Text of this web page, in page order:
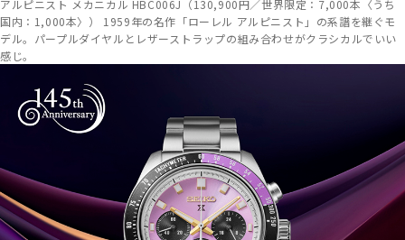
アルピニスト メカニカル HBC006J（130,900円／世界限定：7,000本〈うち
国内：1,000本〉） 1959年の名作「ローレル アルピニスト」の系譜を継ぐモ
デル。パープルダイヤルとレザーストラップの組み合わせがクラシカルでいい
感じ。